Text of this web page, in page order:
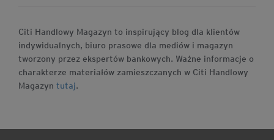
Citi Handlowy Magazyn to inspirujący blog dla klientów
indywidualnych, biuro prasowe dla mediów i magazyn
tworzony przez ekspertów bankowych. Ważne informacje o
charakterze materiałów zamieszczanych w Citi Handlowy
Magazyn tutaj.